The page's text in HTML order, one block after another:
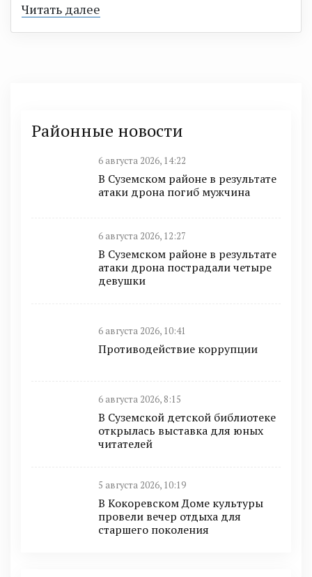
Читать далее
Районные новости
6 августа 2026, 14:22
В Суземском районе в результате
атаки дрона погиб мужчина
6 августа 2026, 12:27
В Суземском районе в результате
атаки дрона пострадали четыре
девушки
6 августа 2026, 10:41
Противодействие коррупции
6 августа 2026, 8:15
В Суземской детской библиотеке
открылась выставка для юных
читателей
5 августа 2026, 10:19
В Кокоревском Доме культуры
провели вечер отдыха для
старшего поколения